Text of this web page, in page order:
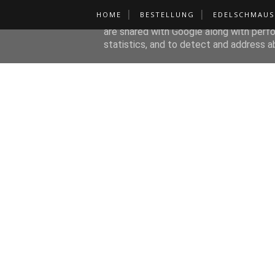
HOME BESTELLUNG EDELSCHMAUS
This site uses cookies from Google to
are shared with Google along with
statistics, and to detect and address